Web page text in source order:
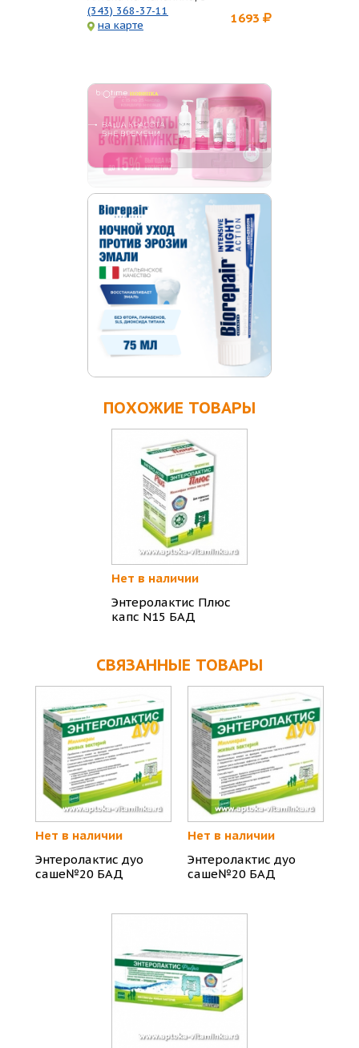
(343) 368-37-11
на карте
1693
ПОХОЖИЕ ТОВАРЫ
Нет в наличии
Энтеролактис Плюс
капс N15 БАД
СВЯЗАННЫЕ ТОВАРЫ
Нет в наличии
Энтеролактис дуо
саше№20 БАД
Нет в наличии
Энтеролактис дуо
саше№20 БАД